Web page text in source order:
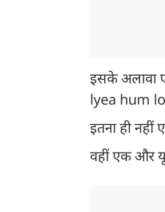
इसके अलावा
lyea hum
इतना ही
वहीं एक और